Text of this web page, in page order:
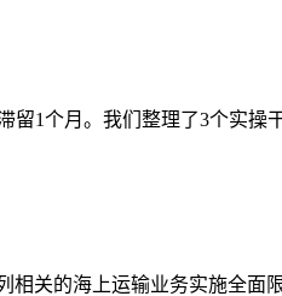
留1个月。我们整理了3个实
相关的海上运输业务实施全